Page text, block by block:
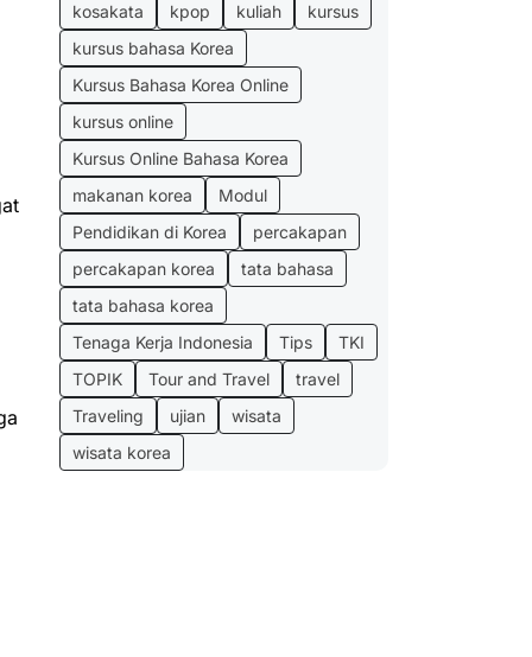
kosakata
kpop kuliah
kursus
kursus bahasa Korea
Kursus Bahasa Korea Online
kursus online
Kursus Online Bahasa Korea
makanan korea
Modul
Pendidikan di Korea
percakapan
percakapan korea
tata bahasa
tata bahasa korea
Tenaga Kerja Indonesia
Tips
TKI
TOPIK
Tour and Travel
travel
Traveling
ujian
wisata
wisata korea